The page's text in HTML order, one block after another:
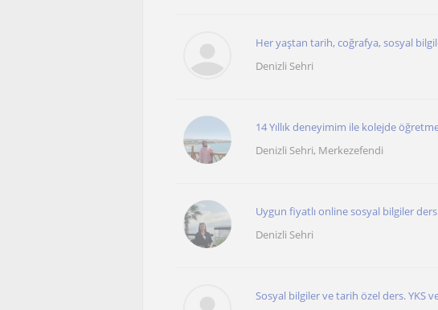
Her yaştan tarih, coğrafya, sosyal
Denizli Sehri
14 Yıllık deneyimim ile kolejde
Denizli Sehri, Merkezefendi
Uygun fiyatlı online sosyal bilgiler
Denizli Sehri
Sosyal bilgiler ve tarih özel ders. YKS